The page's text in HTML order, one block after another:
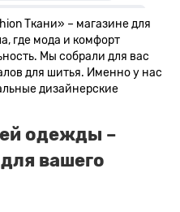
и светлые
розовый
цвета
айвори, молочные оттенки
Ткани» – магазине для
где мода и комфорт
Мы собрали для вас
для шитья. Именно у нас
дизайнерские
одежды –
вашего